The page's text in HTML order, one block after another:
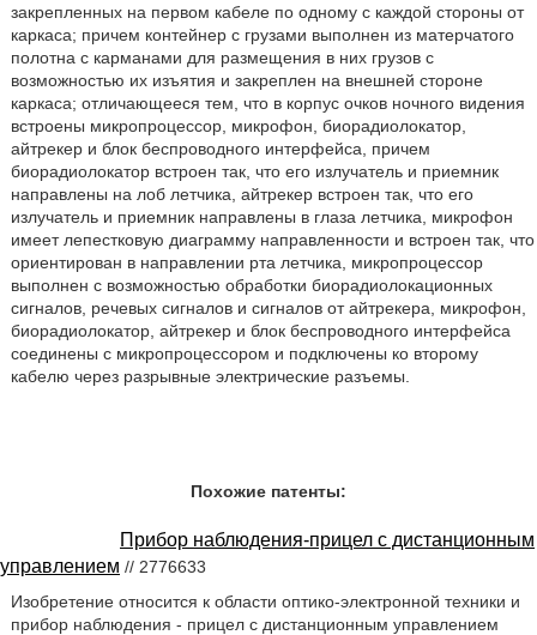
закрепленных на первом кабеле по одному с каждой стороны от
каркаса; причем контейнер с грузами выполнен из матерчатого
полотна с карманами для размещения в них грузов с
возможностью их изъятия и закреплен на внешней стороне
каркаса; отличающееся тем, что в корпус очков ночного видения
встроены микропроцессор, микрофон, биорадиолокатор,
айтрекер и блок беспроводного интерфейса, причем
биорадиолокатор встроен так, что его излучатель и приемник
направлены на лоб летчика, айтрекер встроен так, что его
излучатель и приемник направлены в глаза летчика, микрофон
имеет лепестковую диаграмму направленности и встроен так, что
ориентирован в направлении рта летчика, микропроцессор
выполнен с возможностью обработки биорадиолокационных
сигналов, речевых сигналов и сигналов от айтрекера, микрофон,
биорадиолокатор, айтрекер и блок беспроводного интерфейса
соединены с микропроцессором и подключены ко второму
кабелю через разрывные электрические разъемы.
Похожие патенты:
Прибор наблюдения-прицел с дистанционным
управлением // 2776633
Изобретение относится к области оптико-электронной техники и
прибор наблюдения - прицел с дистанционным управлением